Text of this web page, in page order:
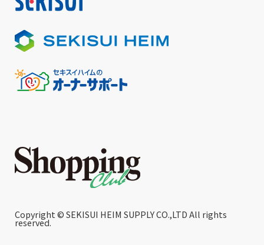
Copyright © SEKISUI HEIM SUPPLY CO.,LTD All rights
reserved.